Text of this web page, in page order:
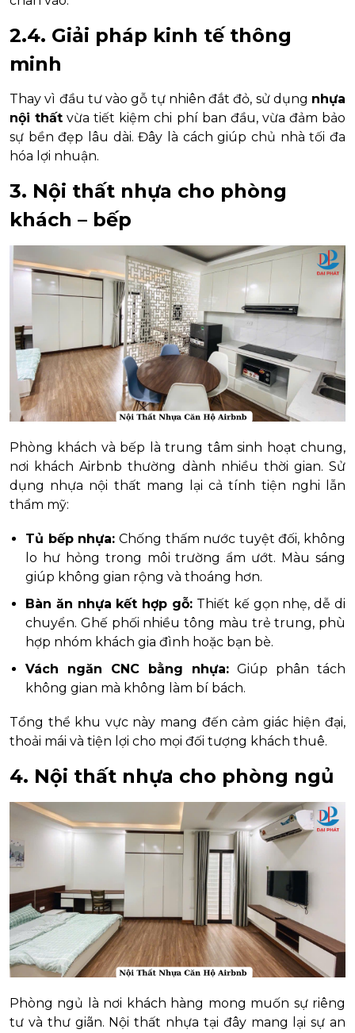
2.4. Giải pháp kinh tế thông
minh
Thay vì đầu tư vào gỗ tự nhiên đắt đỏ, sử dụng nhựa
nội thất vừa tiết kiệm chi phí ban đầu, vừa đảm bảo
sự bền đẹp lâu dài. Đây là cách giúp chủ nhà tối đa
hóa lợi nhuận.
3. Nội thất nhựa cho phòng
khách – bếp
Phòng khách và bếp là trung tâm sinh hoạt chung,
nơi khách Airbnb thường dành nhiều thời gian. Sử
dụng nhựa nội thất mang lại cả tính tiện nghi lẫn
thẩm mỹ:
Tủ bếp nhựa: Chống thấm nước tuyệt đối, không
lo hư hỏng trong môi trường ẩm ướt. Màu sáng
giúp không gian rộng và thoáng hơn.
Bàn ăn nhựa kết hợp gỗ: Thiết kế gọn nhẹ, dễ di
chuyển. Ghế phối nhiều tông màu trẻ trung, phù
hợp nhóm khách gia đình hoặc bạn bè.
Vách ngăn CNC bằng nhựa: Giúp phân tách
không gian mà không làm bí bách.
Tổng thể khu vực này mang đến cảm giác hiện đại,
thoải mái và tiện lợi cho mọi đối tượng khách thuê.
4. Nội thất nhựa cho phòng ngủ
Phòng ngủ là nơi khách hàng mong muốn sự riêng
tư và thư giãn. Nội thất nhựa tại đây mang lại sự an